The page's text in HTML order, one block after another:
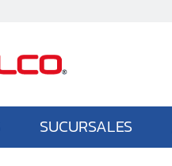
SUCURSALES